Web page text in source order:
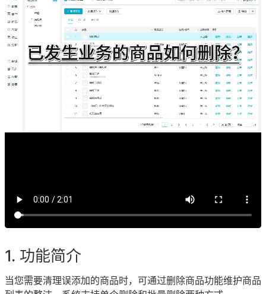
功能简介
当您需要清理误添加的商品时，可通过删除商品功能维护商品